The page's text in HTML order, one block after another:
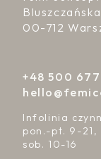
00-712
+48 500
Infolinia
pon.-pt. 9-21,
sob. 10-16